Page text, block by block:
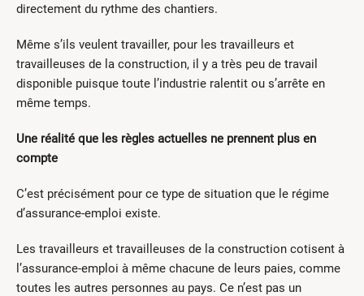
directement du rythme des chantiers.
Même s’ils veulent travailler, pour les travailleurs et
travailleuses de la construction, il y a très peu de travail
disponible puisque toute l’industrie ralentit ou s’arrête en
même temps.
Une réalité que les règles actuelles ne prennent plus en
compte
C’est précisément pour ce type de situation que le régime
d’assurance-emploi existe.
Les travailleurs et travailleuses de la construction cotisent à
l’assurance-emploi à même chacune de leurs paies, comme
toutes les autres personnes au pays. Ce n’est pas un